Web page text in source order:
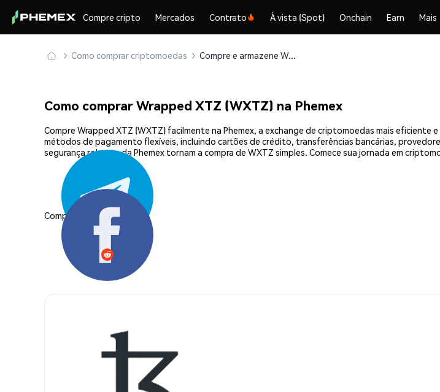
Compre cripto Mercados Contrato À vista (Spot) Onchain Earn Mais
Como comprar criptomoedas Compre e armazene Wrapped XTZ (WXTZ) com segurança
Como comprar Wrapped XTZ (WXTZ) na Phemex
Compre Wrapped XTZ (WXTZ) facilmente na Phemex, a exchange de criptomoedas mais
métodos de pagamento flexíveis, incluindo cartões de crédito, transferências bancárias,
segurança robusta da Phemex tornam a compra de WXTZ simples. Comece sua jornada em
Compartilhar: